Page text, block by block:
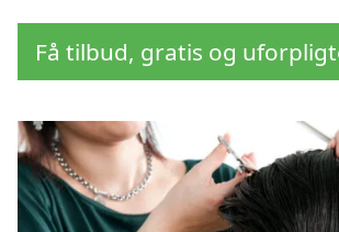
Få tilbud, gratis og